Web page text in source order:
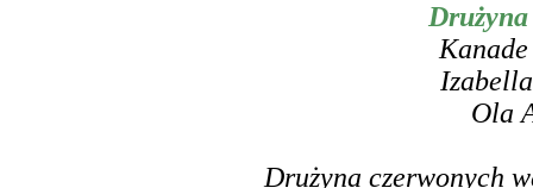
Ola
Drużyna czerwonych